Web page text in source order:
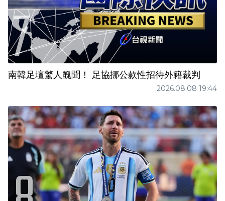
南韓足壇驚人醜聞！ 足協挪公款性招待外籍裁判
2026.08.08 19:44